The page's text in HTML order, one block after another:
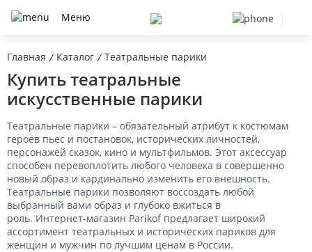
Меню
Главная / Каталог / Театральные парики
Купить театральные
искусственные парики
Театральные парики – обязательный атрибут к костюмам
героев пьес и постановок, исторических личностей,
персонажей сказок, кино и мультфильмов. Этот аксессуар
способен перевоплотить любого человека в совершенно
новый образ и кардинально изменить его внешность.
Театральные парики позволяют воссоздать любой
выбранный вами образ и глубоко вжиться в
роль. Интернет-магазин Parikof предлагает широкий
ассортимент театральных и исторических париков для
женщин и мужчин по лучшим ценам в России.